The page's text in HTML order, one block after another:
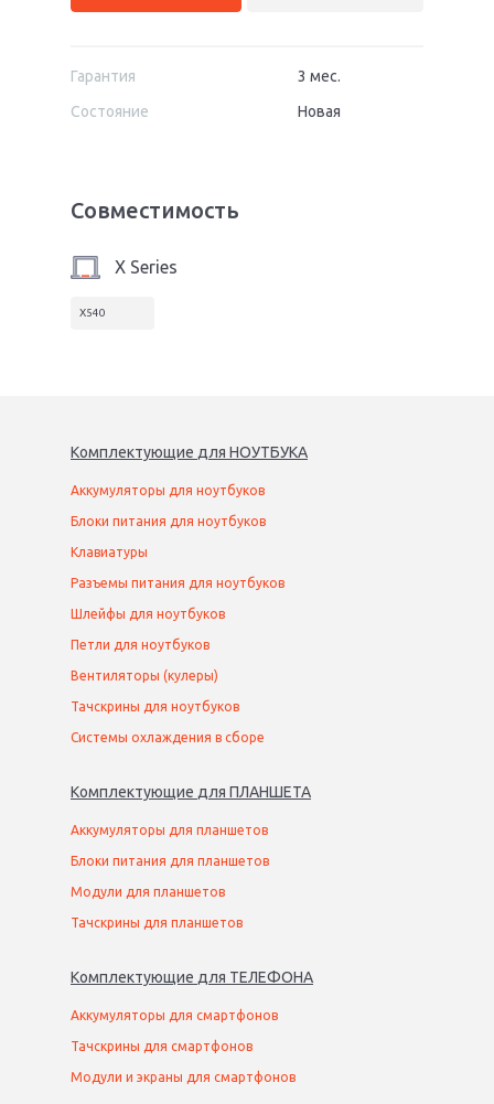
Гарантия
3 мес.
Состояние
Новая
Совместимость
X Series
X540
Комплектующие для НОУТБУКА
Аккумуляторы для ноутбуков
Блоки питания для ноутбуков
Клавиатуры
Разъемы питания для ноутбуков
Шлейфы для ноутбуков
Петли для ноутбуков
Вентиляторы (кулеры)
Тачскрины для ноутбуков
Системы охлаждения в сборе
Комплектующие для ПЛАНШЕТА
Аккумуляторы для планшетов
Блоки питания для планшетов
Модули для планшетов
Тачскрины для планшетов
Комплектующие для ТЕЛЕФОНА
Аккумуляторы для смартфонов
Тачскрины для смартфонов
Модули и экраны для смартфонов